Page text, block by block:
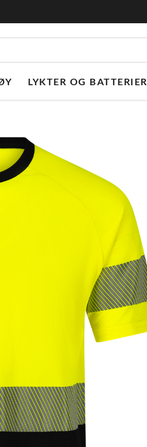
LYKTER OG BATTERIER